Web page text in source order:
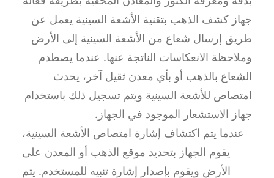
جهاز كشف الذهب بتقنية الأشعة السينية يعمل عن
طريق إرسال شعاع من الأشعة السينية إلى الأرض
وملاحظة الانعكاسات الناتجة عنها. عندما يصطدم
الشعاع بالذهب أو بأي معدن ثقيل آخر، يحدث
امتصاص للأشعة السينية ويتم تسجيل ذلك باستخدام
جهاز الاستشعار الموجود في الجهاز.
عندما يتم اكتشاف إشارة امتصاص الأشعة السينية،
يقوم الجهاز بتحديد موقع الذهب أو المعدن على
الأرض ويقوم بإصدار إشارة تنبيه للمستخدم. يتم